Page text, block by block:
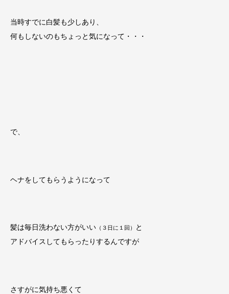
当時すでに白髪も少しあり、
何もしないのもちょっと気になって・・・
で、
ヘナをしてもらうようになって
髪は毎日洗わない方がいい （３日に１回）
と
アドバイスしてもらったりするんですが
さすがに気持ち悪くて